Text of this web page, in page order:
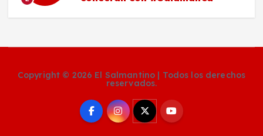
Copyright © 2026 El Salmantino | Todos los derechos
reservados.